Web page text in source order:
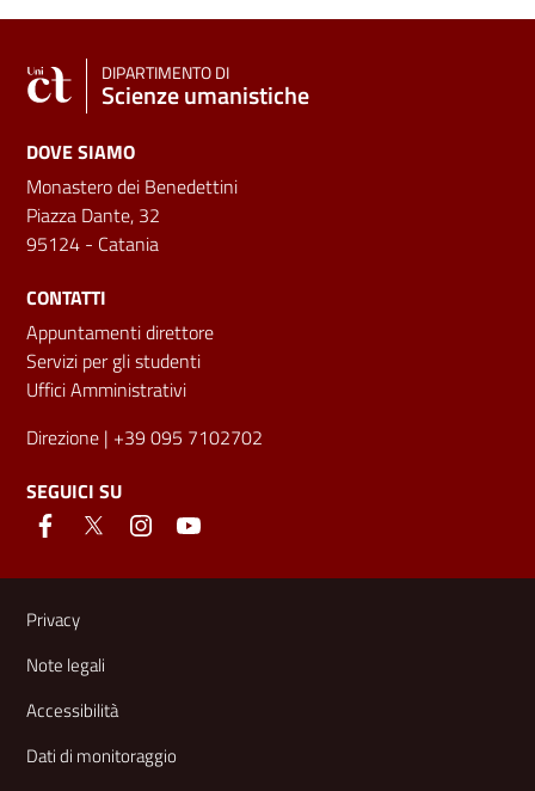
DIPARTIMENTO DI
Scienze umanistiche
DOVE SIAMO
Monastero dei Benedettini
Piazza Dante, 32
95124 - Catania
CONTATTI
Appuntamenti direttore
Servizi per gli studenti
Uffici Amministrativi
Direzione | +39 095 7102702
SEGUICI SU
Link e informazioni utili
Privacy
Note legali
Accessibilità
Dati di monitoraggio